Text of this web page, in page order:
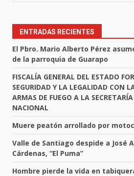
ENTRADAS RECIENTES
El Pbro. Mario Alberto Pérez
de la parroquia de Guarapo
FISCALÍA GENERAL DEL ESTADO
SEGURIDAD Y LA LEGALIDAD CON
ARMAS DE FUEGO A LA
NACIONAL
Muere peatón arrollado por
Valle de Santiago despide a José
Cárdenas, “El Puma”
Hombre pierde la vida en